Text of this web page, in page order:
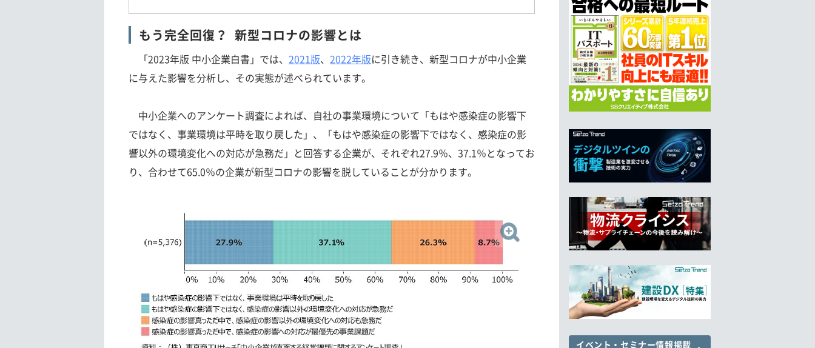
もう完全回復？ 新型コロナの影響とは
「2023年版 中小企業白書」では、 2021版、 2022年版に引き続き、新型コロナが中小企業
に与えた影響を分析し、その実態が述べられています。
中小企業へのアンケート調査によれば、自社の事業環境について「もはや感染症の影響下
ではなく、事業環境は平時を取り戻した」、「もはや感染症の影響下ではなく、感染症の影
響以外の環境変化への対応が急務だ」と回答する企業が、それぞれ27.9％、37.1％となってお
り、合わせて65.0％の企業が新型コロナの影響を脱していることが分かります。
イベント・セミナー情報掲載